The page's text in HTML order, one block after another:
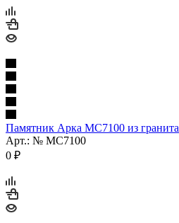
Памятник Арка МС7100 из гранита
Арт.: № МС7100
0 ₽